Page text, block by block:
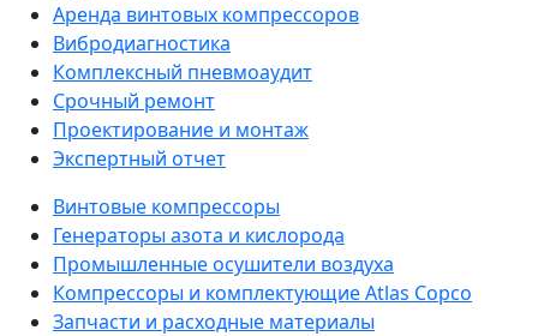
Аренда винтовых компрессоров
Вибродиагностика
Комплексный пневмоаудит
Срочный ремонт
Проектирование и монтаж
Экспертный отчет
Винтовые компрессоры
Генераторы азота и кислорода
Промышленные осушители воздуха
Компрессоры и комплектующие Atlas Copco
Запчасти и расходные материалы